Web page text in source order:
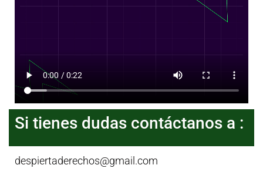
Si tienes dudas contáctanos a :
despiertaderechos@gmail.com